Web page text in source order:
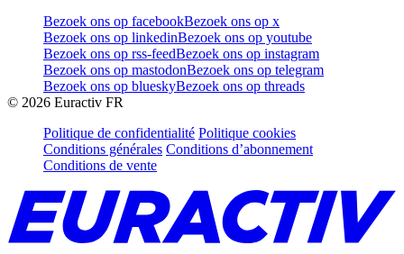
Bezoek ons op facebookBezoek ons op x
Bezoek ons op linkedinBezoek ons op youtube
Bezoek ons op rss-feedBezoek ons op instagram
Bezoek ons op mastodonBezoek ons op telegram
Bezoek ons op blueskyBezoek ons op threads
© 2026 Euractiv FR
Politique de confidentialité Politique cookies
Conditions générales Conditions d’abonnement
Conditions de vente